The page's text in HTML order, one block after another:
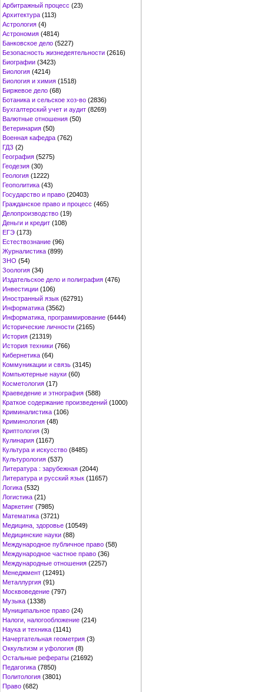
Арбитражный процесс (23)
Архитектура (113)
Астрология (4)
Астрономия (4814)
Банковское дело (5227)
Безопасность жизнедеятельности (2616)
Биографии (3423)
Биология (4214)
Биология и химия (1518)
Биржевое дело (68)
Ботаника и сельское хоз-во (2836)
Бухгалтерский учет и аудит (8269)
Валютные отношения (50)
Ветеринария (50)
Военная кафедра (762)
ГДЗ (2)
География (5275)
Геодезия (30)
Геология (1222)
Геополитика (43)
Государство и право (20403)
Гражданское право и процесс (465)
Делопроизводство (19)
Деньги и кредит (108)
ЕГЭ (173)
Естествознание (96)
Журналистика (899)
ЗНО (54)
Зоология (34)
Издательское дело и полиграфия (476)
Инвестиции (106)
Иностранный язык (62791)
Информатика (3562)
Информатика, программирование (6444)
Исторические личности (2165)
История (21319)
История техники (766)
Кибернетика (64)
Коммуникации и связь (3145)
Компьютерные науки (60)
Косметология (17)
Краеведение и этнография (588)
Краткое содержание произведений (1000)
Криминалистика (106)
Криминология (48)
Криптология (3)
Кулинария (1167)
Культура и искусство (8485)
Культурология (537)
Литература : зарубежная (2044)
Литература и русский язык (11657)
Логика (532)
Логистика (21)
Маркетинг (7985)
Математика (3721)
Медицина, здоровье (10549)
Медицинские науки (88)
Международное публичное право (58)
Международное частное право (36)
Международные отношения (2257)
Менеджмент (12491)
Металлургия (91)
Москвоведение (797)
Музыка (1338)
Муниципальное право (24)
Налоги, налогообложение (214)
Наука и техника (1141)
Начертательная геометрия (3)
Оккультизм и уфология (8)
Остальные рефераты (21692)
Педагогика (7850)
Политология (3801)
Право (682)